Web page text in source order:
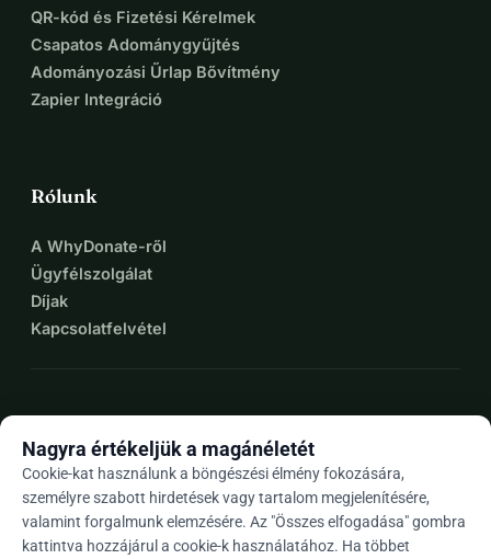
QR-kód és Fizetési Kérelmek
Csapatos Adománygyűjtés
Adományozási Űrlap Bővítmény
Zapier Integráció
Rólunk
A WhyDonate-ről
Ügyfélszolgálat
Díjak
Kapcsolatfelvétel
Huarrow_drop_down
Nagyra értékeljük a magánéletét
Cookie-kat használunk a böngészési élmény fokozására,
személyre szabott hirdetések vagy tartalom megjelenítésére,
valamint forgalmunk elemzésére. Az "Összes elfogadása" gombra
kattintva hozzájárul a cookie-k használatához. Ha többet